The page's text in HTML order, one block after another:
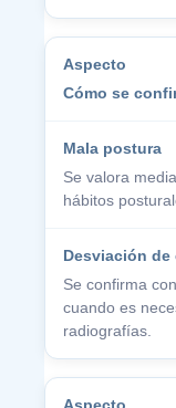
Cómo se
Se valora
hábitos
Se confirma
cuando es
radiografías.